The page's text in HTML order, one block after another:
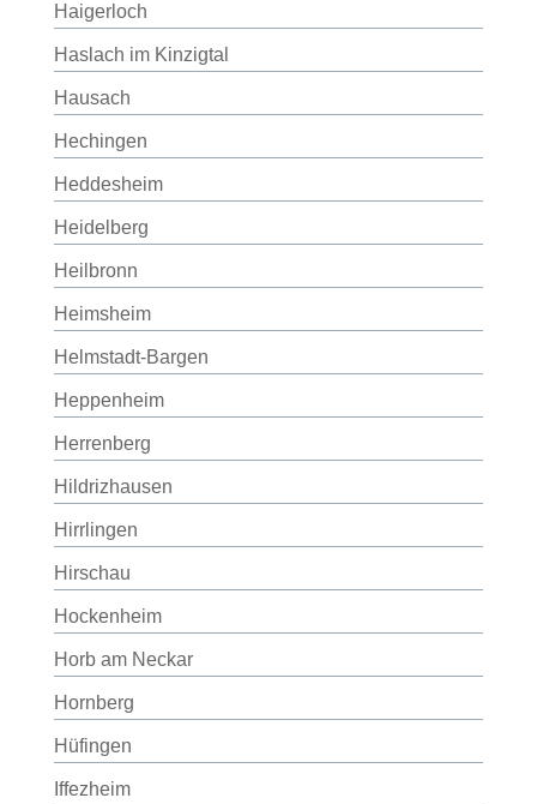
Haigerloch
Haslach im Kinzigtal
Hausach
Hechingen
Heddesheim
Heidelberg
Heilbronn
Heimsheim
Helmstadt-Bargen
Heppenheim
Herrenberg
Hildrizhausen
Hirrlingen
Hirschau
Hockenheim
Horb am Neckar
Hornberg
Hüfingen
Iffezheim